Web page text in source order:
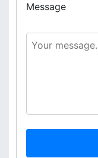
Message